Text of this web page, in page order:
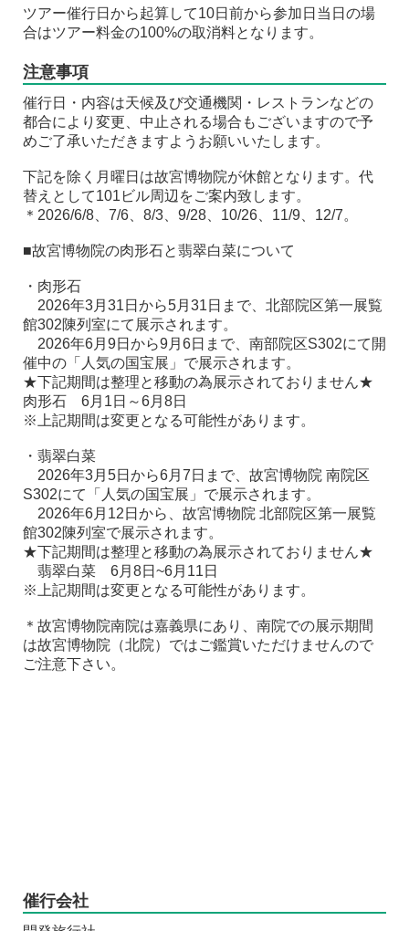
ツアー催行日から起算して10日前から参加日当日の場
合はツアー料金の100%の取消料となります。
注意事項
催行日・内容は天候及び交通機関・レストランなどの
都合により変更、中止される場合もございますので予
めご了承いただきますようお願いいたします。
下記を除く月曜日は故宮博物院が休館となります。代
替えとして101ビル周辺をご案内致します。
＊2026/6/8、7/6、8/3、9/28、10/26、11/9、12/7。
■故宮博物院の肉形石と翡翠白菜について
・肉形石
2026年3月31日から5月31日まで、北部院区第一展覧
館302陳列室にて展示されます。
2026年6月9日から9月6日まで、南部院区S302にて開
催中の「人気の国宝展」で展示されます。
★下記期間は整理と移動の為展示されておりません★
肉形石 6月1日～6月8日
※上記期間は変更となる可能性があります。
・翡翠白菜
2026年3月5日から6月7日まで、故宮博物院 南院区
S302にて「人気の国宝展」で展示されます。
2026年6月12日から、故宮博物院 北部院区第一展覧
館302陳列室で展示されます。
★下記期間は整理と移動の為展示されておりません★
翡翠白菜 6月8日~6月11日
※上記期間は変更となる可能性があります。
＊故宮博物院南院は嘉義県にあり、南院での展示期間
は故宮博物院（北院）ではご鑑賞いただけませんので
ご注意下さい。
催行会社